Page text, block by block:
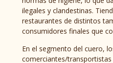
ilegales y clandestinas.
restaurantes de distintos
consumidores finales que
En el segmento del cuero,
comerciantes/